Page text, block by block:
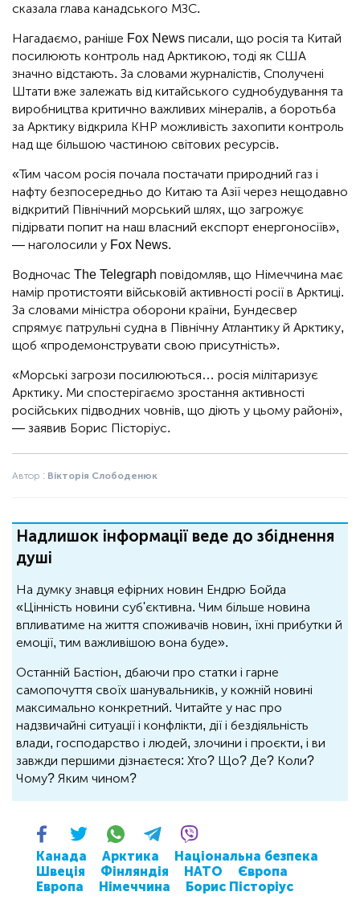
сказала глава канадського МЗС.
Нагадаємо, раніше Fox News писали, що росія та Китай
посилюють контроль над Арктикою, тоді як США
значно відстають. За словами журналістів, Сполучені
Штати вже залежать від китайського суднобудування та
виробництва критично важливих мінералів, а боротьба
за Арктику відкрила КНР можливість захопити контроль
над ще більшою частиною світових ресурсів.
«Тим часом росія почала постачати природний газ і
нафту безпосередньо до Китаю та Азії через нещодавно
відкритий Північний морський шлях, що загрожує
підірвати попит на наш власний експорт енергоносіїв»,
— наголосили у Fox News.
Водночас The Telegraph повідомляв, що Німеччина має
намір протистояти військовій активності росії в Арктиці.
За словами міністра оборони країни, Бундесвер
спрямує патрульні судна в Північну Атлантику й Арктику,
щоб «продемонструвати свою присутність».
«Морські загрози посилюються… росія мілітаризує
Арктику. Ми спостерігаємо зростання активності
російських підводних човнів, що діють у цьому районі»,
— заявив Борис Пісторіус.
Автор : Вікторія Слободенюк
Надлишок інформації веде до збіднення
душі
На думку знавця ефірних новин Ендрю Бойда
«Цінність новини суб'єктивна. Чим більше новина
впливатиме на життя споживачів новин, їхні прибутки й
емоції, тим важливішою вона буде».
Останній Бастіон, дбаючи про статки і гарне
самопочуття своїх шанувальників, у кожній новині
максимально конкретний. Читайте у нас про
надзвичайні ситуації і конфлікти, дії і бездіяльність
влади, господарство і людей, злочини і проєкти, і ви
завжди першими дізнаєтеся: Хто? Що? Де? Коли?
Чому? Яким чином?
Канада Арктика
Національна безпека
Швеція
Фінляндія НАТО
Європа
Европа
Німеччина Борис Пісторіус